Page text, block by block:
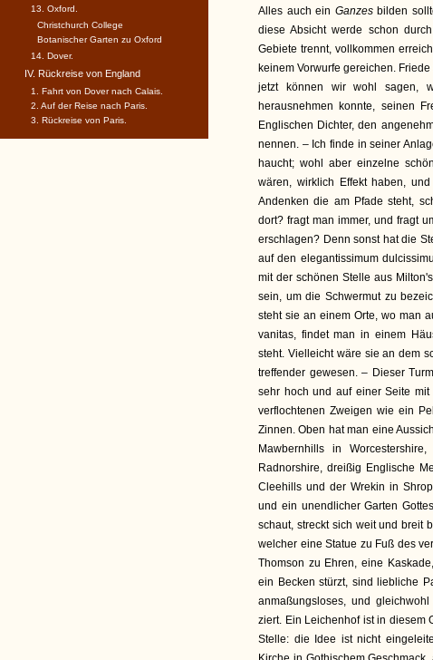
Alles auch ein Ganzes bilden
diese Absicht werde schon
Gebiete trennt, vollkommen
keinem Vorwurfe gereichen.
jetzt können wir wohl sagen,
herausnehmen konnte, seinen
Englischen Dichter, den
nennen. – Ich finde in seiner
haucht; wohl aber einzelne
wären, wirklich Effekt haben,
Andenken die am Pfade steht,
dort? fragt man immer, und fragt
erschlagen? Denn sonst hat die
auf den elegantissimum
mit der schönen Stelle aus
sein, um die Schwermut zu
steht sie an einem Orte, wo man
vanitas, findet man in einem
steht. Vielleicht wäre sie an dem
treffender gewesen. – Dieser
sehr hoch und auf einer Seite
verflochtenen Zweigen wie ein
Zinnen. Oben hat man eine
Mawbernhills in
Radnorshire, dreißig Englische
Cleehills und der Wrekin in
und ein unendlicher Garten
schaut, streckt sich weit und breit
welcher eine Statue zu Fuß des
Thomson zu Ehren, eine
ein Becken stürzt, sind liebliche
anmaßungsloses, und
ziert. Ein Leichenhof ist in diesem
Stelle: die Idee ist nicht
13. Oxford.
Christchurch College
Botanischer Garten zu Oxford
14. Dover.
IV. Rückreise von England
1. Fahrt von Dover nach Calais.
2. Auf der Reise nach Paris.
3. Rückreise von Paris.